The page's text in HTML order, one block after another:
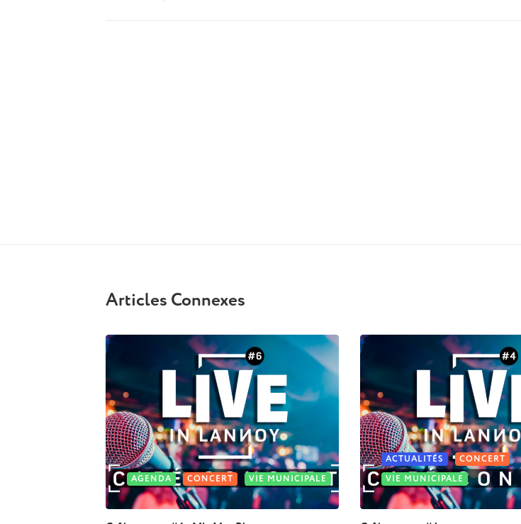
Articles Connexes
AGENDA CONCERT VIE MUNICIPALE
ACTUALITÉS
CONCERT
VIE MUNICIPALE